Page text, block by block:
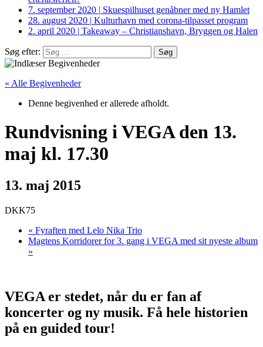
7. september 2020 | Skuespilhuset genåbner med ny Hamlet
28. august 2020 | Kulturhavn med corona-tilpasset program
2. april 2020 | Takeaway – Christianshavn, Bryggen og Halen
Søg efter:
« Alle Begivenheder
Denne begivenhed er allerede afholdt.
Rundvisning i VEGA den 13.
maj kl. 17.30
13. maj 2015
DKK75
« Fyraften med Lelo Nika Trio
Magtens Korridorer for 3. gang i VEGA med sit nyeste album
»
VEGA er stedet, når du er fan af
koncerter og ny musik. Få hele historien
på en guided tour!